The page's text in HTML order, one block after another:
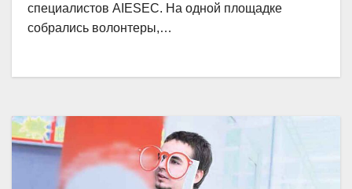
специалис­тов AIESEC. На одной площадке
собрались волонтеры,…